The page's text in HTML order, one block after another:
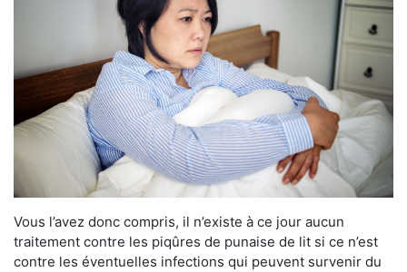
Vous l’avez donc compris, il n’existe à ce jour aucun
traitement contre les piqûres de punaise de lit si ce n’est
contre les éventuelles infections qui peuvent survenir du